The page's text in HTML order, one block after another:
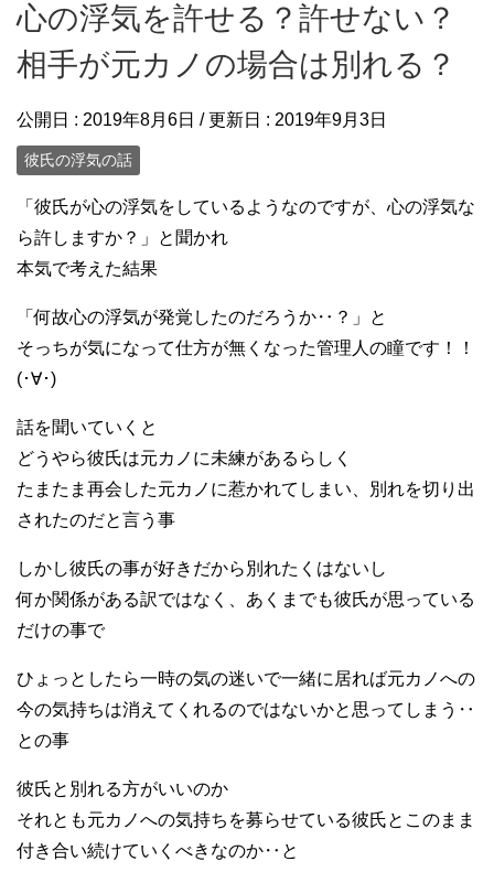
心の浮気を許せる？許せない？
相手が元カノの場合は別れる？
公開日 : 2019年8月6日 / 更新日 : 2019年9月3日
彼氏の浮気の話
「彼氏が心の浮気をしているようなのですが、心の浮気な
ら許しますか？」と聞かれ
本気で考えた結果
「何故心の浮気が発覚したのだろうか‥？」と
そっちが気になって仕方が無くなった管理人の瞳です！！
(･∀･)
話を聞いていくと
どうやら彼氏は元カノに未練があるらしく
たまたま再会した元カノに惹かれてしまい、別れを切り出
されたのだと言う事
しかし彼氏の事が好きだから別れたくはないし
何か関係がある訳ではなく、あくまでも彼氏が思っている
だけの事で
ひょっとしたら一時の気の迷いで一緒に居れば元カノへの
今の気持ちは消えてくれるのではないかと思ってしまう‥
との事
彼氏と別れる方がいいのか
それとも元カノへの気持ちを募らせている彼氏とこのまま
付き合い続けていくべきなのか‥と